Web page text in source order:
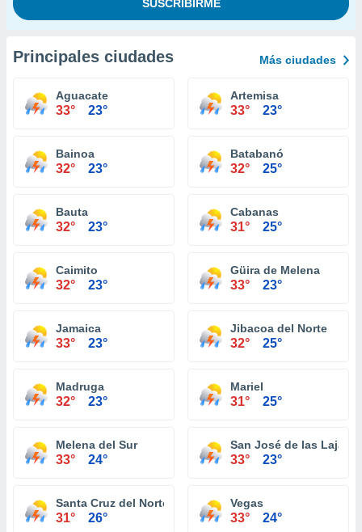
Principales ciudades Más ciudades
Aguacate
33° 23°
Artemisa
33° 23°
Bainoa
32° 23°
Batabanó
32° 25°
Bauta
32° 23°
Cabanas
31° 25°
Caimito
32° 23°
Güira de Melena
33° 23°
Jamaica
33° 23°
Jibacoa del Norte
32° 25°
Madruga
32° 23°
Mariel
31° 25°
Melena del Sur
33° 24°
San José de las Lajas
33° 23°
Santa Cruz del Norte
31° 26°
Vegas
33° 24°